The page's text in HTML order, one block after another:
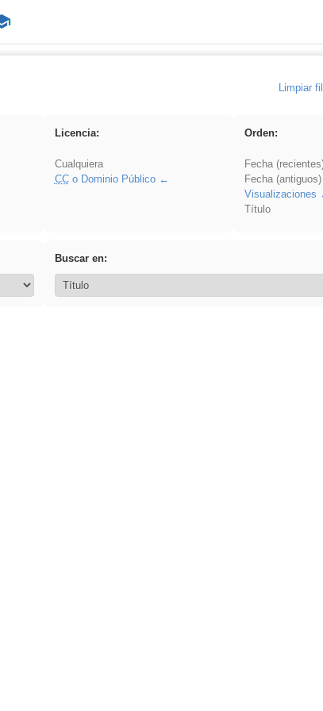
Limpiar
Licencia:
Cualquiera
CCo Dominio Público
Orden:
Fecha
Fecha (antiguos)
Visualizaciones
Título
Buscar en: